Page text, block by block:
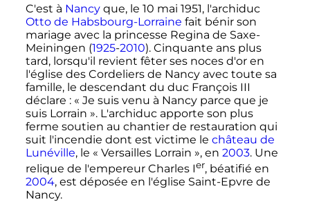
C'est à Nancyque, le 10 mai 1951, l'archiduc
Otto de Habsbourg-Lorraine fait bénir son
mariage avec la princesse Regina de Saxe-
Meiningen (1925-2010). Cinquante ans plus
tard, lorsqu'il revient fêter ses noces d'or en
l'église des Cordeliers de Nancy avec toute sa
famille, le descendant du duc François III
déclare : « Je suis venu à Nancy parce que je
suis Lorrain ». L'archiduc apporte son plus
ferme soutien au chantier de restauration qui
suit l'incendie dont est victime le château de
Lunéville, le « Versailles Lorrain », en 2003. Une
relique de l'empereur Charles Ier, béatifié en
2004, est déposée en l'église Saint-Epvre de
Nancy.